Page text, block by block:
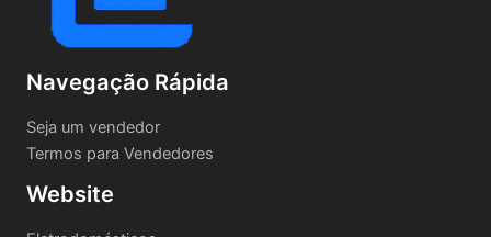
Navegação Rápida
Seja um vendedor
Termos para Vendedores
Website